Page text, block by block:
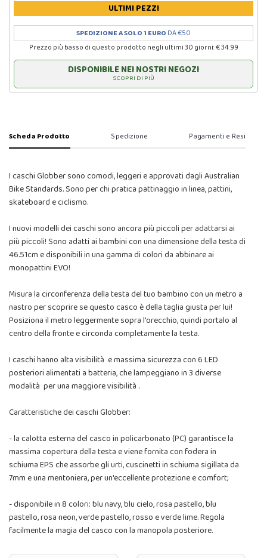
ULTIMI PEZZI
SPEDIZIONE A SOLO 1 EURO DA €50
Prezzo più basso di questo prodotto negli ultimi 30 giorni: € 34.99
DISPONIBILE NEI NOSTRI NEGOZI
SCOPRI DI PIÙ
Scheda Prodotto Spedizione Pagamenti e Resi
I caschi Globber sono comodi, leggeri e approvati dagli Australian
Bike Standards. Sono per chi pratica pattinaggio in linea, pattini,
skateboard e ciclismo.
I nuovi modelli dei caschi sono ancora più piccoli per adattarsi ai
più piccoli! Sono adatti ai bambini con una dimensione della testa di
46.51cm e disponibili in una gamma di colori da abbinare ai
monopattini EVO!
Misura la circonferenza della testa del tuo bambino con un metro a
nastro per scoprire se questo casco è della taglia giusta per lui!
Posiziona il metro leggermente sopra l'orecchio, quindi portalo al
centro della fronte e circonda completamente la testa.
I caschi hanno alta visibilità e massima sicurezza con 6 LED
posteriori alimentati a batteria, che lampeggiano in 3 diverse
modalità per una maggiore visibilità .
Caratteristiche dei caschi Globber:
- la calotta esterna del casco in policarbonato (PC) garantisce la
massima copertura della testa e viene fornita con fodera in
schiuma EPS che assorbe gli urti, cuscinetti in schiuma sigillata da
7mm e una mentoniera, per un'eccellente protezione e comfort;
- disponibile in 8 colori: blu navy, blu cielo, rosa pastello, blu
pastello, rosa neon, verde pastello, rosso e verde lime. Regola
facilmente la magia del casco con la manopola posteriore.